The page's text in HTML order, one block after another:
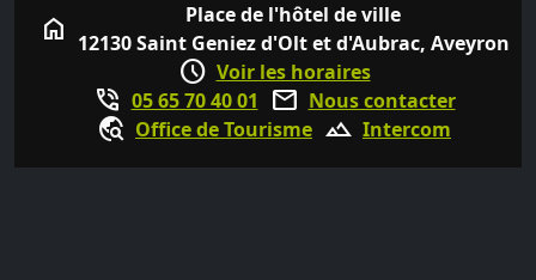
home
Place de l'hôtel de ville
12130 Saint Geniez d'Olt et d'Aubrac, Aveyron
schedule Voir les horaires
phone_in_talk 05 65 70 40 01 mail Nous contacter
travel_explore Office de Tourisme terrain Intercom